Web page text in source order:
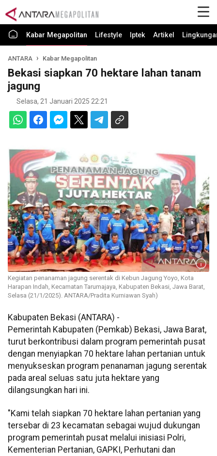
Kabar Megapolitan Lifestyle Iptek Artikel
ANTARA Kabar Megapolitan
Bekasi siapkan 70 hektare lahan tanam
jagung
Selasa, 21 Januari 2025 22:21
Kegiatan penanaman jagung serentak di Kebun Jagung Yoyo, Kota
Harapan Indah, Kecamatan Tarumajaya, Kabupaten Bekasi, Jawa Barat,
Selasa (21/1/2025). ANTARA/Pradita Kurniawan Syah)
Kabupaten Bekasi (ANTARA) -
Pemerintah Kabupaten (Pemkab) Bekasi, Jawa Barat,
turut berkontribusi dalam program pemerintah pusat
dengan menyiapkan 70 hektare lahan pertanian untuk
menyukseskan program penanaman jagung serentak
pada areal seluas satu juta hektare yang
dilangsungkan hari ini.
"Kami telah siapkan 70 hektare lahan pertanian yang
tersebar di 23 kecamatan sebagai wujud dukungan
program pemerintah pusat melalui inisiasi Polri,
Kementerian Pertanian, GAPKI, Perhutani dan